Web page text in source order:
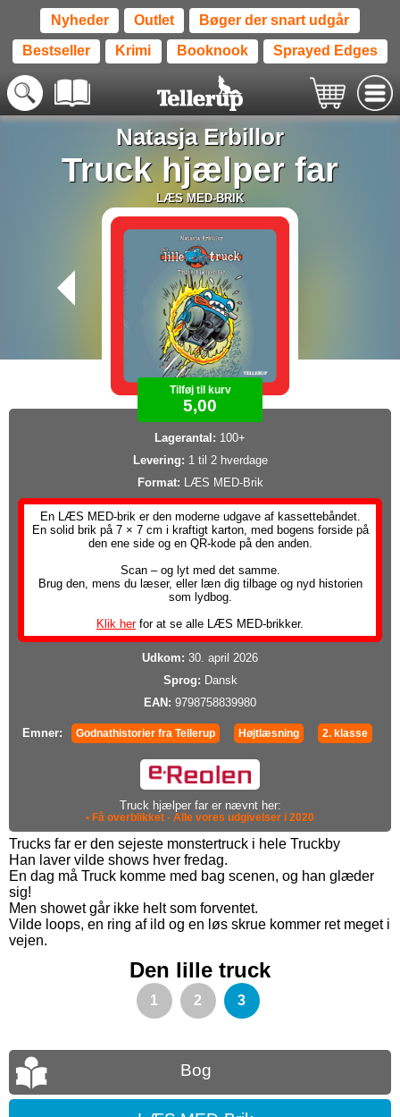
Nyheder Outlet Bøger der snart udgår
Bestseller Krimi Booknook Sprayed Edges
Natasja Erbillor
Truck hjælper far
LÆS MED-BRIK
Tilføj til kurv
5,00
Lagerantal: 100+
Levering: 1 til 2 hverdage
Format: LÆS MED-Brik
En LÆS MED-brik er den moderne udgave af kassettebåndet.
En solid brik på 7 × 7 cm i kraftigt karton, med bogens forside på
den ene side og en QR-kode på den anden.
Scan – og lyt med det samme.
Brug den, mens du læser, eller læn dig tilbage og nyd historien
som lydbog.
Klik herfor at se alle LÆS MED-brikker.
Udkom: 30. april 2026
Sprog: Dansk
EAN: 9798758839980
Emner: Godnathistorier fra Tellerup Højtlæsning 2. klasse
Truck hjælper far er nævnt her:
• Få overblikket - Alle vores udgivelser i 2020
Trucks far er den sejeste monstertruck i hele Truckby
Han laver vilde shows hver fredag.
En dag må Truck komme med bag scenen, og han glæder
sig!
Men showet går ikke helt som forventet.
Vilde loops, en ring af ild og en løs skrue kommer ret meget i
vejen.
Den lille truck
1 2 3
Bog